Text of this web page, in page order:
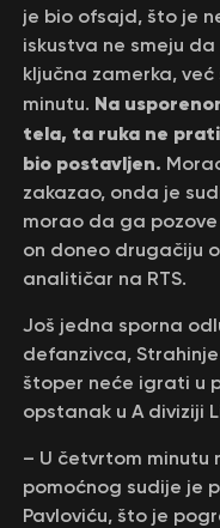
je bio ofsajd, što je
iskustva ne smeju
ključna zamerka,
minutu. Na
tela, ta ruka ne
bio postavljen.
zakazao, onda je
morao da ga
on doneo drugačiju
analitičar na RTS.
Još jedna sporna
defanzivca,
štoper neće igrati u
opstanak u A diviziji
– U četvrtom minutu
pomoćnog sudije je
Pavloviću, što je